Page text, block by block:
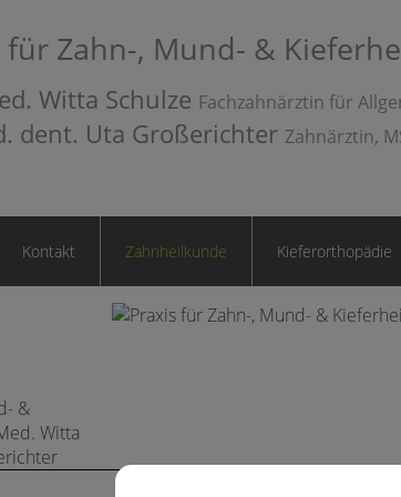
für Zahn-, Mund- &
Witta Schulze Fachzahnärztin für
dent. Uta Großerichter Zahnärztin,
Kontakt Zahnheilkunde Kieferorthopädie